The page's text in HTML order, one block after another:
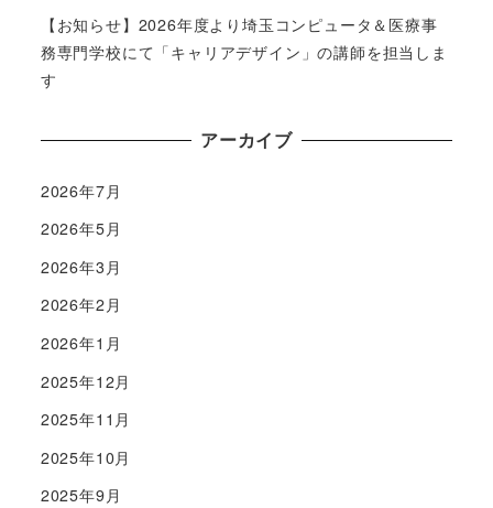
【お知らせ】2026年度より埼玉コンピュータ＆医療事
務専門学校にて「キャリアデザイン」の講師を担当しま
す
アーカイブ
2026年7月
2026年5月
2026年3月
2026年2月
2026年1月
2025年12月
2025年11月
2025年10月
2025年9月